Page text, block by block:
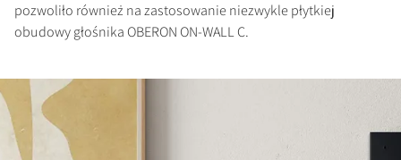
pozwoliło również na zastosowanie niezwykle płytkiej
obudowy głośnika OBERON ON-WALL C.